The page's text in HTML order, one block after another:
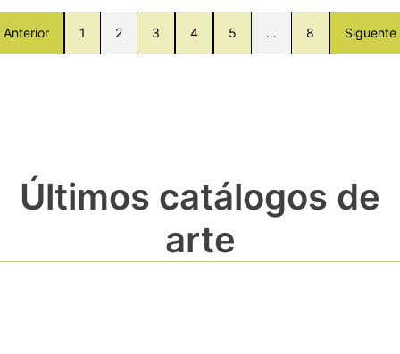
Anterior 1 2 3 4 5 … 8 Siguente
Últimos catálogos de
arte